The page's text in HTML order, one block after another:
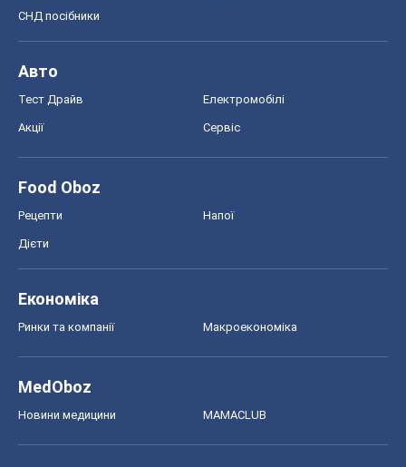
СНД посібники
Авто
Тест Драйв Електромобілі
Акції Сервіс
Food Oboz
Рецепти Напої
Дієти
Економіка
Ринки та компанії Макроекономіка
MedOboz
Новини медицини MAMACLUB